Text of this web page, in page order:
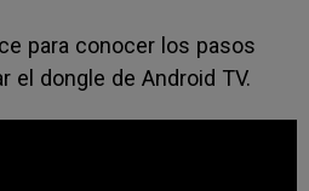
para conocer los pasos
el dongle de Android TV.